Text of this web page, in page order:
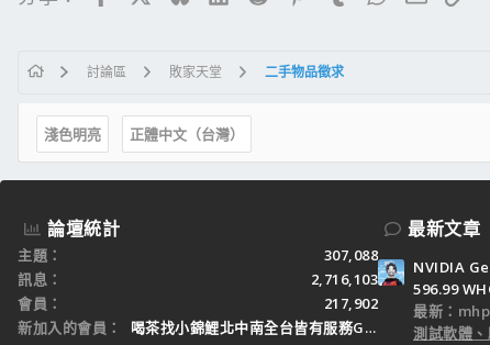
討論區 敗家天堂 二手物品徵求
淺色明亮 正體中文（台灣）
論壇統計
主題
307,088
訊息
2,716,103
會員
217,902
新加入的會員
喝茶找小錦鯉北中南全台皆有服務Gleezy：tw3
最新文章
NVIDIA
596.99
最新：
測試軟體